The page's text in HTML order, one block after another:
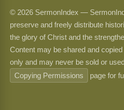
© 2026 SermonIndex —
preserve and freely distribute
the glory of Christ and the
Content may be shared and
only and may never be sold or
Copying Permissions
page for